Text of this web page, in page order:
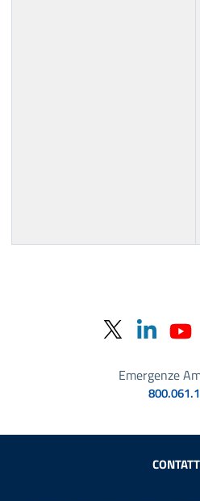
Emergenze
Sezione Link Utili